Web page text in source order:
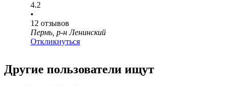
4.2
•
12 отзывов
Пермь, р-н Ленинский
Откликнуться
Другие пользователи ищут